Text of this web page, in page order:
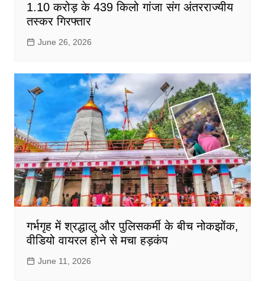
1.10 करोड़ के 439 किलो गांजा संग अंतरराज्यीय
तस्कर गिरफ्तार
June 26, 2026
गर्भगृह में श्रद्धालु और पुलिसकर्मी के बीच नोकझोंक,
वीडियो वायरल होने से मचा हड़कंप
June 11, 2026